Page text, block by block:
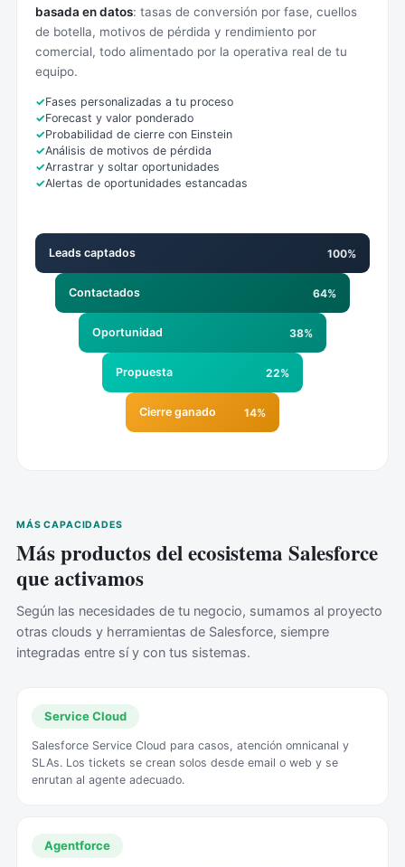
basada en datos: tasas de conversión por fase, cuellos
de botella, motivos de pérdida y rendimiento por
comercial, todo alimentado por la operativa real de tu
equipo.
Fases personalizadas a tu proceso
Forecast y valor ponderado
Probabilidad de cierre con Einstein
Análisis de motivos de pérdida
Arrastrar y soltar oportunidades
Alertas de oportunidades estancadas
Leads captados 100%
Contactados 64%
Oportunidad 38%
Propuesta 22%
Cierre ganado 14%
MÁS CAPACIDADES
Más productos del ecosistema Salesforce
que activamos
Según las necesidades de tu negocio, sumamos al proyecto
otras clouds y herramientas de Salesforce, siempre
integradas entre sí y con tus sistemas.
Service Cloud
Salesforce Service Cloud para casos, atención omnicanal y
SLAs. Los tickets se crean solos desde email o web y se
enrutan al agente adecuado.
Agentforce